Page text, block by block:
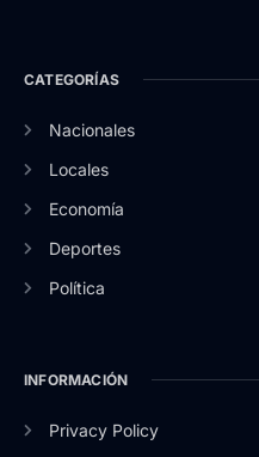
CATEGORÍAS
Nacionales
Locales
Economía
Deportes
Política
INFORMACIÓN
Privacy Policy